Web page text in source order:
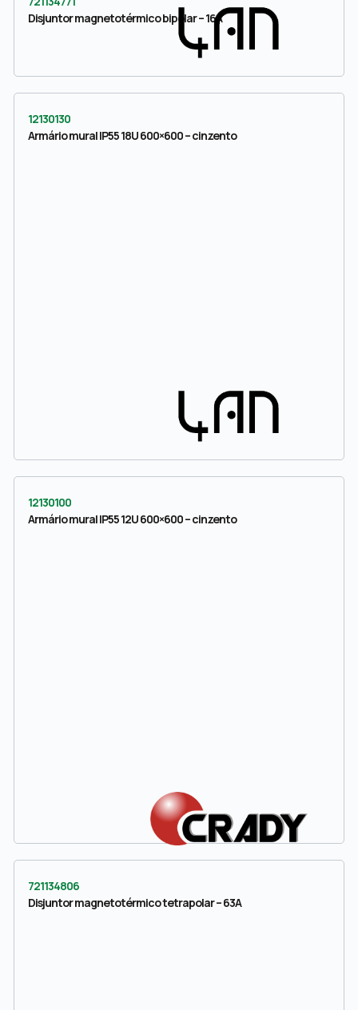
Disjuntor magnetotérmico bipolar – 16A
12130130
Armário mural IP55 18U 600×600 – cinzento
12130100
Armário mural IP55 12U 600×600 – cinzento
721134806
Disjuntor magnetotérmico tetrapolar – 63A